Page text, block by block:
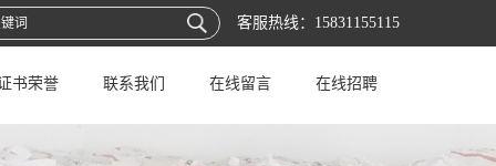
客服热线： 15831155115
书荣誉 联系我们 在线留言 在线招聘